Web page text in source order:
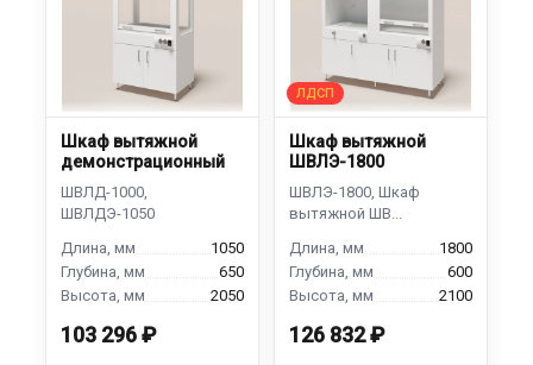
Шкаф вытяжной
демонстрационный
1050
650
2050
103 296 ₽
Шкаф вытяжной
ШВЛЭ-1800
1800
600
2100
126 832 ₽